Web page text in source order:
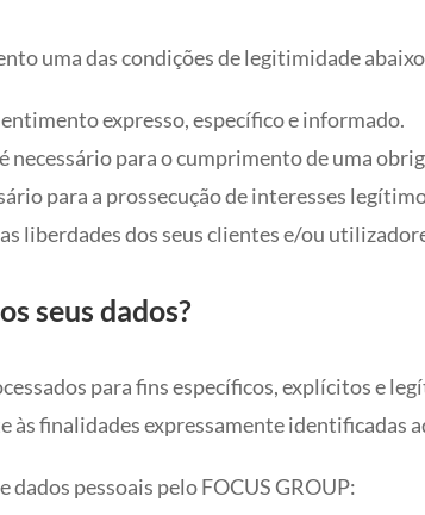
uma das condições de legitimidade
expresso, específico e informado.
necessário para o cumprimento de uma
para a prossecução de interesses
liberdades dos seus clientes e/ou
seus dados?
para fins específicos, explícitos e
finalidades expressamente identificadas
pessoais pelo FOCUS GROUP: